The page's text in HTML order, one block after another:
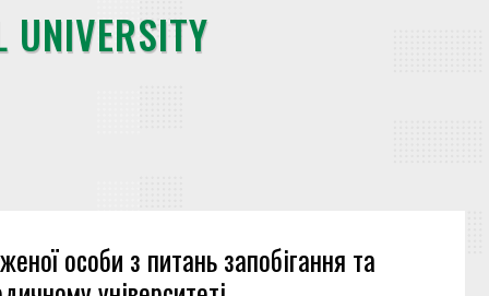
UNIVERSITY
особи з питань запобігання та